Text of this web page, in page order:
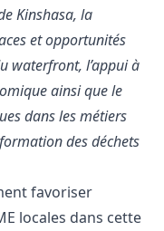
Kinshasa, la
et opportunités
waterfront, l’appui à
ainsi que le
dans les métiers
des déchets
favoriser
locales dans cette